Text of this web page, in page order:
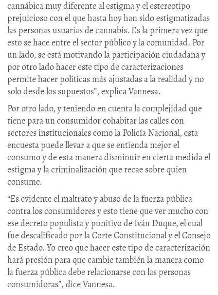
cannábica muy diferente al estigma y el estereotipo
prejuicioso con el que hasta hoy han sido estigmatizadas
las personas usuarias de cannabis. Es la primera vez que
esto se hace entre el sector público y la comunidad. Por
un lado, se está motivando la participación ciudadana y
por otro lado hacer este tipo de caracterizaciones
permite hacer políticas más ajustadas a la realidad y no
solo desde los supuestos”, explica Vannesa.
Por otro lado, y teniendo en cuenta la complejidad que
tiene para un consumidor cohabitar las calles con
sectores institucionales como la Policía Nacional, esta
encuesta puede llevar a que se entienda mejor el
consumo y de esta manera disminuir en cierta medida el
estigma y la criminalización que recae sobre quien
consume.
“Es evidente el maltrato y abuso de la fuerza pública
contra los consumidores y esto tiene que ver mucho con
ese decreto populista y punitivo de Iván Duque, el cual
fue descalificado por la Corte Constitucional y el Consejo
de Estado. Yo creo que hacer este tipo de caracterización
hará presión para que cambie también la manera como
la fuerza pública debe relacionarse con las personas
consumidoras”, dice Vannesa.